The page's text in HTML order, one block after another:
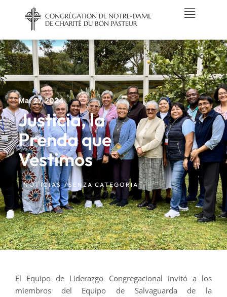
Mar 27, 2024
Justicia, la
Prenda que
Vestimos
NOTICIAS /SENZA CATEGORIA
El Equipo de Liderazgo Congregacional invitó a los
miembros del Equipo de Salvaguarda de la